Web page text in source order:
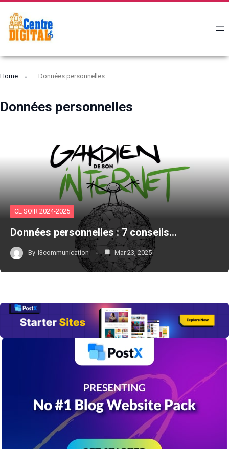
Home Données personnelles
Données personnelles
CE SOIR 2024-2025
Données personnelles : 7 conseils…
By l3communication Mar 23, 2025